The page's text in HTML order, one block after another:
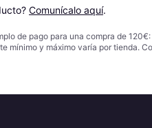
Comunícalo aquí.
de pago para una compra de
mínimo y máximo varía por tienda.